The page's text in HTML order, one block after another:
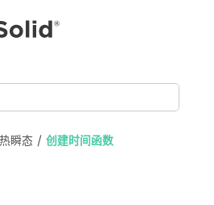
热瞬态 创建时间函数